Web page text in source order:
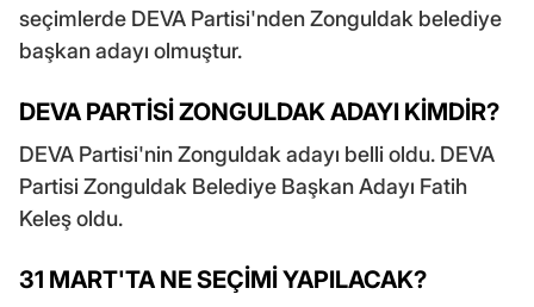
seçimlerde DEVA Partisi'nden Zonguldak belediye
başkan adayı olmuştur.
DEVA PARTİSİ ZONGULDAK ADAYI KİMDİR?
DEVA Partisi'nin Zonguldak adayı belli oldu. DEVA
Partisi Zonguldak Belediye Başkan Adayı Fatih
Keleş oldu.
31 MART'TA NE SEÇİMİ YAPILACAK?